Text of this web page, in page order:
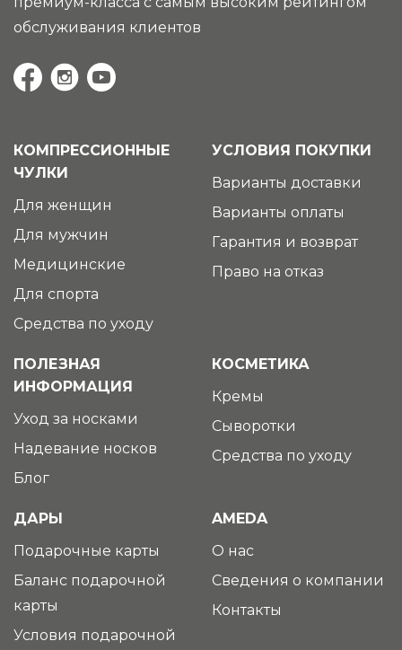
обслуживания клиентов
КОМПРЕССИОННЫЕ
ЧУЛКИ
Для женщин
Для мужчин
Медицинские
Для спорта
Средства по уходу
УСЛОВИЯ ПОКУПКИ
Варианты доставки
Варианты оплаты
Гарантия и возврат
Право на отказ
ПОЛЕЗНАЯ
ИНФОРМАЦИЯ
Уход за носками
Надевание носков
Блог
КОСМЕТИКА
Кремы
Сыворотки
Средства по уходу
ДАРЫ
Подарочные карты
Баланс подарочной
карты
Условия подарочной
AMEDA
О нас
Сведения о компании
Контакты